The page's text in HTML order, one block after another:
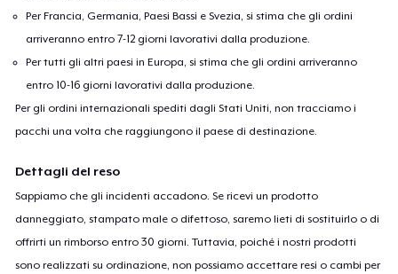
Per Francia, Germania, Paesi Bassi e Svezia, si stima che gli ordini
arriveranno entro 7-12 giorni lavorativi dalla produzione.
Per tutti gli altri paesi in Europa, si stima che gli ordini arriveranno
entro 10-16 giorni lavorativi dalla produzione.
Per gli ordini internazionali spediti dagli Stati Uniti, non tracciamo i
pacchi una volta che raggiungono il paese di destinazione.
Dettagli del reso
Sappiamo che gli incidenti accadono. Se ricevi un prodotto
danneggiato, stampato male o difettoso, saremo lieti di sostituirlo o di
offrirti un rimborso entro 30 giorni. Tuttavia, poiché i nostri prodotti
sono realizzati su ordinazione, non possiamo accettare resi o cambi per